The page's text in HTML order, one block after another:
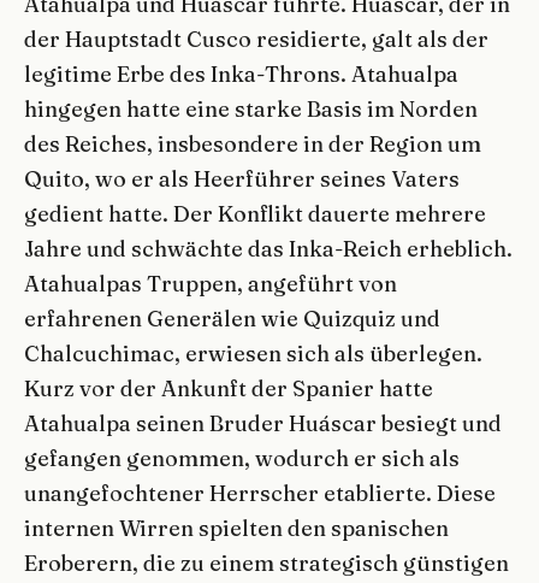
der Hauptstadt Cusco residierte, galt als der
legitime Erbe des Inka-Throns. Atahualpa
hingegen hatte eine starke Basis im Norden
des Reiches, insbesondere in der Region um
Quito, wo er als Heerführer seines Vaters
gedient hatte. Der Konflikt dauerte mehrere
Jahre und schwächte das Inka-Reich erheblich.
Atahualpas Truppen, angeführt von
erfahrenen Generälen wie Quizquiz und
Chalcuchimac, erwiesen sich als überlegen.
Kurz vor der Ankunft der Spanier hatte
Atahualpa seinen Bruder Huáscar besiegt und
gefangen genommen, wodurch er sich als
unangefochtener Herrscher etablierte. Diese
internen Wirren spielten den spanischen
Eroberern, die zu einem strategisch günstigen